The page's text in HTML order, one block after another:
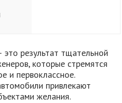
результат тщательной
которые стремятся
и первоклассное.
привлекают
желания.